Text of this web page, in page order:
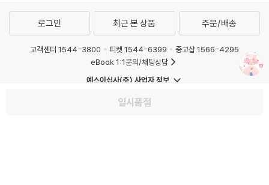
일시품절
로그인 최근 본 상품 주문/배송
고객센터 1544-3800 티켓 1544-6399
중고샵 1566-4295
eBook 1:1문의/채팅상담
예스이십사(주) 사업자 정보
개인정보처리방침
거래처관계자께